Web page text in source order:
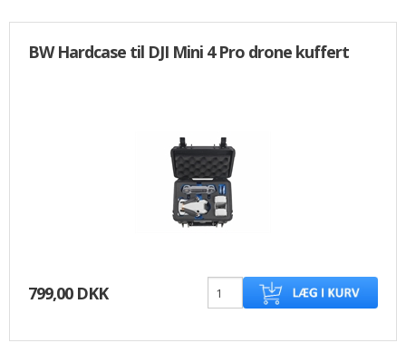
BW Hardcase til DJI Mini 4 Pro drone kuffert
799,00 DKK